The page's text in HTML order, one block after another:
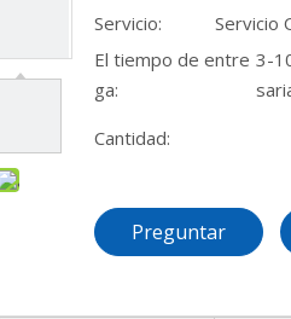
Servicio:
Servicio
El tiempo de entre
ga:
3-
Cantidad:
Preguntar